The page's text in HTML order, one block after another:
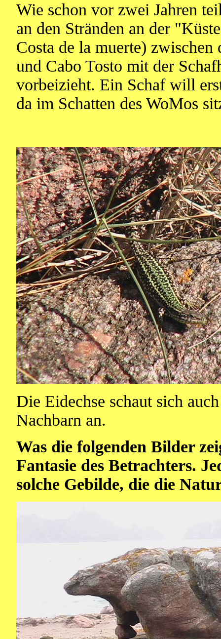
Wie schon vor zwei Jahren
an den Stränden an der
Costa de la muerte)
und Cabo Tosto mit der
vorbeizieht. Ein Schaf will
da im Schatten des WoMos
Die Eidechse schaut sich
Nachbarn an.
Was die folgenden Bilder
Fantasie des Betrachters.
solche Gebilde, die die